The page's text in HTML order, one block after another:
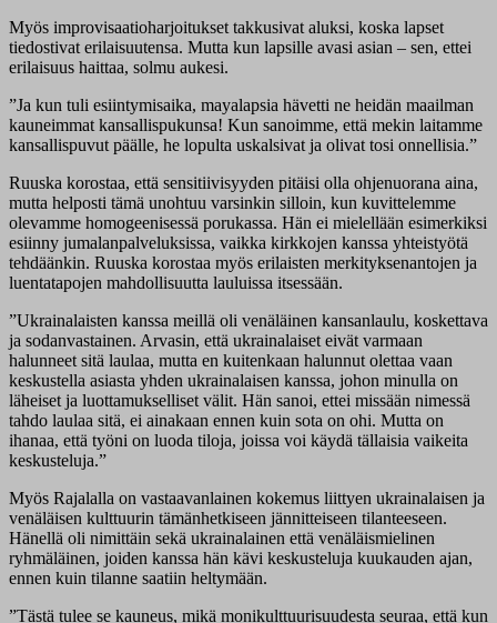
Myös improvisaatioharjoitukset takkusivat aluksi, koska lapset
tiedostivat erilaisuutensa. Mutta kun lapsille avasi asian – sen, ettei
erilaisuus haittaa, solmu aukesi.
”Ja kun tuli esiintymisaika, mayalapsia hävetti ne heidän maailman
kauneimmat kansallispukunsa! Kun sanoimme, että mekin laitamme
kansallispuvut päälle, he lopulta uskalsivat ja olivat tosi onnellisia.”
Ruuska korostaa, että sensitiivisyyden pitäisi olla ohjenuorana aina,
mutta helposti tämä unohtuu varsinkin silloin, kun kuvittelemme
olevamme homogeenisessä porukassa. Hän ei mielellään esimerkiksi
esiinny jumalanpalveluksissa, vaikka kirkkojen kanssa yhteistyötä
tehdäänkin. Ruuska korostaa myös erilaisten merkityksenantojen ja
luentatapojen mahdollisuutta lauluissa itsessään.
”Ukrainalaisten kanssa meillä oli venäläinen kansanlaulu, koskettava
ja sodanvastainen. Arvasin, että ukrainalaiset eivät varmaan
halunneet sitä laulaa, mutta en kuitenkaan halunnut olettaa vaan
keskustella asiasta yhden ukrainalaisen kanssa, johon minulla on
läheiset ja luottamukselliset välit. Hän sanoi, ettei missään nimessä
tahdo laulaa sitä, ei ainakaan ennen kuin sota on ohi. Mutta on
ihanaa, että työni on luoda tiloja, joissa voi käydä tällaisia vaikeita
keskusteluja.”
Myös Rajalalla on vastaavanlainen kokemus liittyen ukrainalaisen ja
venäläisen kulttuurin tämänhetkiseen jännitteiseen tilanteeseen.
Hänellä oli nimittäin sekä ukrainalainen että venäläismielinen
ryhmäläinen, joiden kanssa hän kävi keskusteluja kuukauden ajan,
ennen kuin tilanne saatiin heltymään.
”Tästä tulee se kauneus, mikä monikulttuurisuudesta seuraa, että kun